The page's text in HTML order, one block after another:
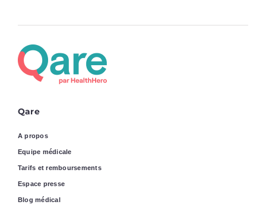
Qare
A propos
Equipe médicale
Tarifs et remboursements
Espace presse
Blog médical